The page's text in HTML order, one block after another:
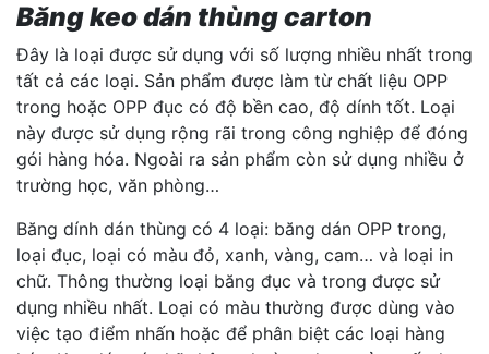
Băng keo dán thùng carton
Đây là loại được sử dụng với số lượng nhiều nhất trong
tất cả các loại. Sản phẩm được làm từ chất liệu OPP
trong hoặc OPP đục có độ bền cao, độ dính tốt. Loại
này được sử dụng rộng rãi trong công nghiệp để đóng
gói hàng hóa. Ngoài ra sản phẩm còn sử dụng nhiều ở
trường học, văn phòng…
Băng dính dán thùng có 4 loại: băng dán OPP trong,
loại đục, loại có màu đỏ, xanh, vàng, cam… và loại in
chữ. Thông thường loại băng đục và trong được sử
dụng nhiều nhất. Loại có màu thường được dùng vào
việc tạo điểm nhấn hoặc để phân biệt các loại hàng